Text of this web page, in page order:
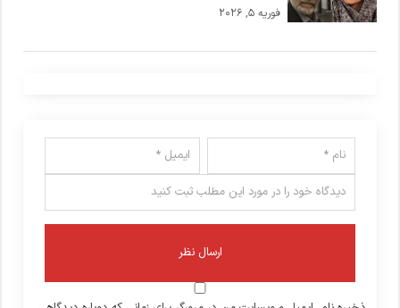
فوریه 5, 2026